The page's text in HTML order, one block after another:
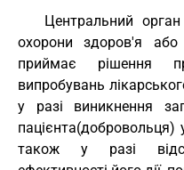
Центральний
охорони здоров'я
приймає рішення
випробувань
у разі виникнення
пацієнта(добровольця)
також у разі